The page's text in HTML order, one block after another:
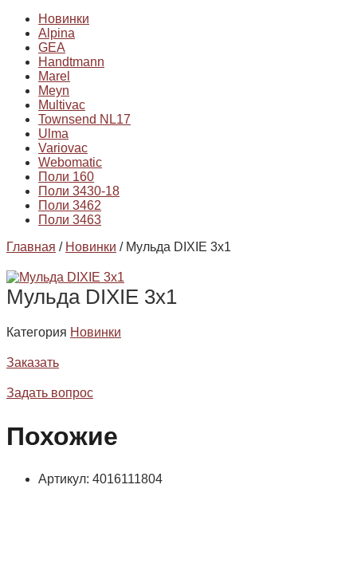
Новинки
Alpina
GEA
Handtmann
Marel
Meyn
Multivac
Townsend NL17
Ulma
Variovac
Webomatic
Поли 160
Поли 3430-18
Поли 3462
Поли 3463
Главная / Новинки / Мульда DIXIE 3х1
Мульда DIXIE 3х1
Категория Новинки
Заказать
Задать вопрос
Похожие
Артикул: 4016111804